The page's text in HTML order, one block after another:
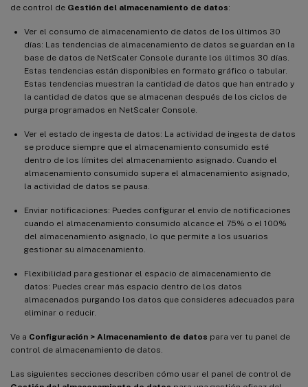
de control de Gestión del almacenamiento de datos:
Ver el consumo de almacenamiento de datos de los últimos 30
días: Las tendencias de almacenamiento de datos se guardan en la
base de datos de NetScaler Console durante los últimos 30 días.
Estas tendencias están disponibles en formato gráfico o tabular.
Estas tendencias muestran la cantidad de datos que han entrado y
la cantidad de datos que se almacenan después de los ciclos de
purga programados en NetScaler Console.
Ver el estado de ingesta de datos: La actividad de ingesta de datos
se produce siempre que el almacenamiento consumido esté
dentro de los límites del almacenamiento asignado. Cuando el
almacenamiento consumido supera el almacenamiento asignado,
la actividad de datos se pausa.
Enviar notificaciones: Puedes configurar el envío de notificaciones
cuando el almacenamiento consumido alcance el 75% o el 100%
del almacenamiento asignado, lo que permite a los usuarios
gestionar su almacenamiento.
Flexibilidad para gestionar el espacio de almacenamiento de
datos: Puedes crear más espacio dentro de los datos
almacenados purgando los datos que consideres adecuados para
eliminar o reducir.
Ve a Configuración > Almacenamiento de datos para ver tu panel de
control de almacenamiento de datos.
Las siguientes secciones describen cómo usar el panel de control de